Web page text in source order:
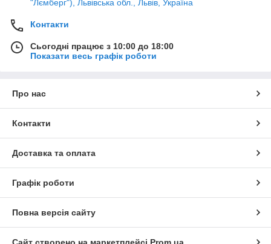
"Лємберг"), Львівська обл., Львів, Україна
Контакти
Сьогодні працює з 10:00 до 18:00
Показати весь графік роботи
Про нас
Контакти
Доставка та оплата
Графік роботи
Повна версія сайту